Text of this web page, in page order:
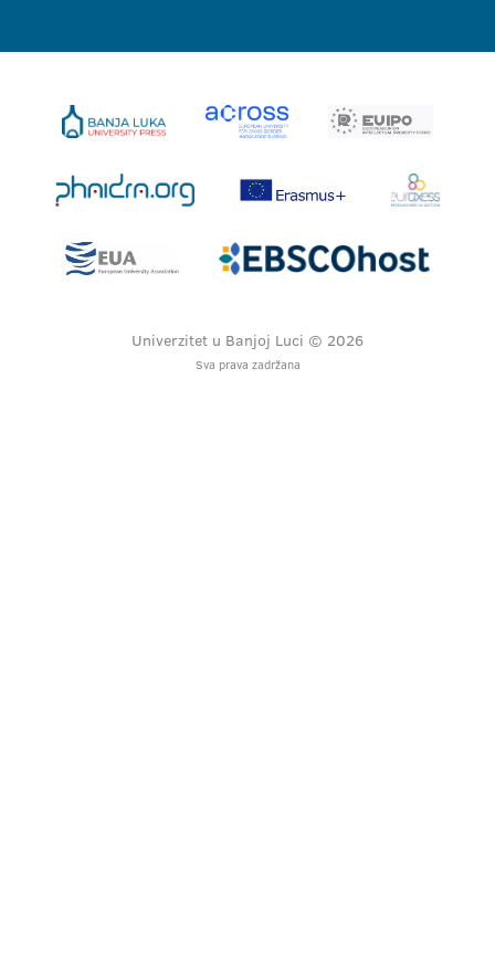
Univerzitet u Banjoj Luci © 2026
Sva prava zadržana